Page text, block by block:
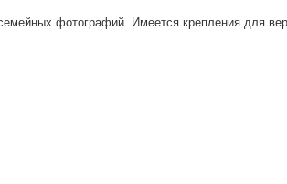
фотографий. Имеется крепления для